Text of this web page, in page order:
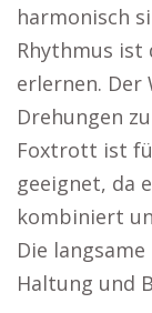
harmonisch
Rhythmus ist
erlernen. Der
Drehungen
Foxtrott ist
geeignet, da
kombiniert
Die
Haltung und